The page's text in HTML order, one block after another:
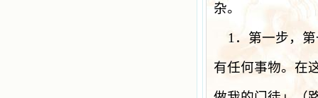
杂。
1 ．第一步，
有任何事物。在